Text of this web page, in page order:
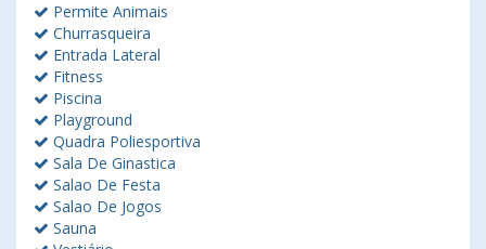
Permite Animais
Churrasqueira
Entrada Lateral
Fitness
Piscina
Playground
Quadra Poliesportiva
Sala De Ginastica
Salao De Festa
Salao De Jogos
Sauna